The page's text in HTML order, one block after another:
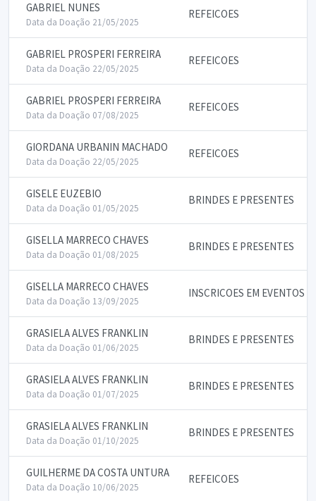
GABRIEL NUNES
Data da Doação 21/05/2025
REFEICOES
GABRIEL PROSPERI FERREIRA
Data da Doação 22/05/2025
REFEICOES
GABRIEL PROSPERI FERREIRA
Data da Doação 07/08/2025
REFEICOES
GIORDANA URBANIN MACHADO
Data da Doação 22/05/2025
REFEICOES
GISELE EUZEBIO
Data da Doação 01/05/2025
BRINDES E PRESENTES
GISELLA MARRECO CHAVES
Data da Doação 01/08/2025
BRINDES E PRESENTES
GISELLA MARRECO CHAVES
Data da Doação 13/09/2025
INSCRICOES EM EVENTOS
GRASIELA ALVES FRANKLIN
Data da Doação 01/06/2025
BRINDES E PRESENTES
GRASIELA ALVES FRANKLIN
Data da Doação 01/07/2025
BRINDES E PRESENTES
GRASIELA ALVES FRANKLIN
Data da Doação 01/10/2025
BRINDES E PRESENTES
GUILHERME DA COSTA UNTURA
Data da Doação 10/06/2025
REFEICOES